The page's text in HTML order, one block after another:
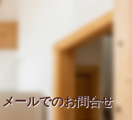
メールでのお問合せ